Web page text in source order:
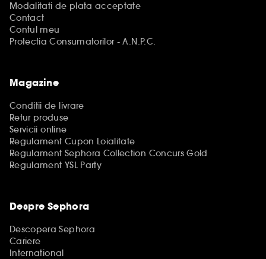
Modalitati de plata acceptate
Contact
Contul meu
Protectia Consumatorilor - A.N.P.C.
Magazine
Conditii de livrare
Retur produse
Servicii online
Regulament Cupon Loialitate
Regulament Sephora Collection Concurs Gold
Regulament YSL Party
Despre Sephora
Descopera Sephora
Cariere
International